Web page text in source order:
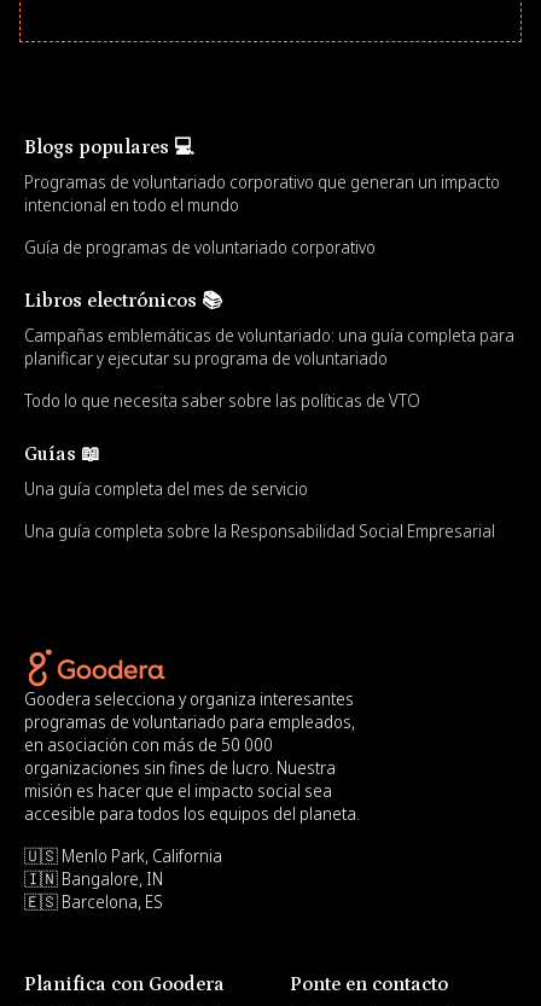
Blogs populares 💻
Programas de voluntariado corporativo que generan un impacto
intencional en todo el mundo
Guía de programas de voluntariado corporativo
Libros electrónicos 📚
Campañas emblemáticas de voluntariado: una guía completa para
planificar y ejecutar su programa de voluntariado
Todo lo que necesita saber sobre las políticas de VTO
Guías 📖
Una guía completa del mes de servicio
Una guía completa sobre la Responsabilidad Social Empresarial
Goodera selecciona y organiza interesantes
programas de voluntariado para empleados,
en asociación con más de 50 000
organizaciones sin fines de lucro. Nuestra
misión es hacer que el impacto social sea
accesible para todos los equipos del planeta.
🇺🇸 Menlo Park, California
🇮🇳 Bangalore, IN
🇪🇸 Barcelona, ES
Planifica con Goodera Ponte en contacto